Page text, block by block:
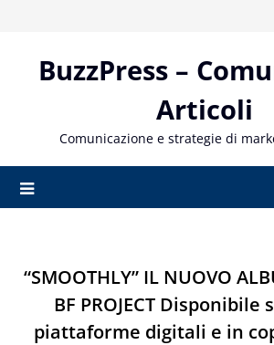
contentBuzzPress –
Articoli
Comunicazione e strategie di
“SMOOTHLY” IL NUOVO
BF PROJECT
piattaforme digitali e in